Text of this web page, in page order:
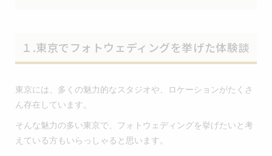
１.東京でフォトウェディングを挙げた体験談
東京には、多くの魅力的なスタジオや、ロケーションがたくさ
ん存在しています。
そんな魅力の多い東京で、フォトウェディングを挙げたいと考
えている方もいらっしゃると思います。